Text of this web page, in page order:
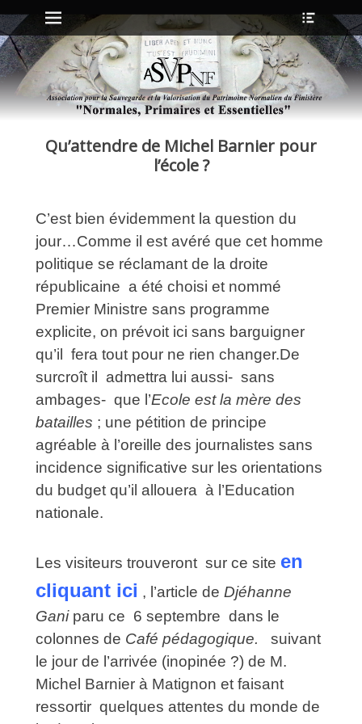
Menu principal
Aller
au
contenu
l’en-
tête
Qu’attendre de Michel Barnier pour
l’école ?
C’est bien évidemment la question du
jour…Comme il est avéré que cet homme
politique se réclamant de la droite
républicaine a été choisi et nommé
Premier Ministre sans programme
explicite, on prévoit ici sans barguigner
qu’il fera tout pour ne rien changer.De
surcroît il admettra lui aussi- sans
ambages- que l’Ecole est la mère des
batailles ; une pétition de principe
agréable à l’oreille des journalistes sans
incidence significative sur les orientations
du budget qu’il allouera à l’Education
nationale.
Les visiteurs trouveront sur ce site en
cliquant ici , l’article de Djéhanne
Ganiparu ce 6 septembre dans le
colonnes de Café pédagogique. suivant
le jour de l’arrivée (inopinée ?) de M.
Michel Barnier à Matignon et faisant
ressortir quelques attentes du monde de